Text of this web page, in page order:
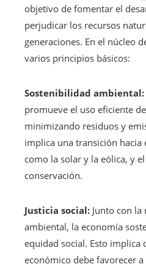
objetivo de fomentar el
perjudicar los recursos
generaciones. En el núcleo
varios principios básicos:
Sostenibilidad ambiental:
promueve el uso eficiente
minimizando residuos y
implica una transición hacia
como la solar y la eólica, y
conservación.
Justicia social: Junto con
ambiental, la economía
equidad social. Esto implica
económico debe favorecer